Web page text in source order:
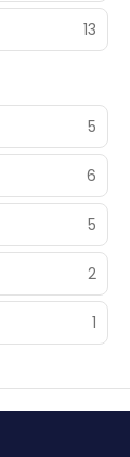
13
5
6
5
2
1